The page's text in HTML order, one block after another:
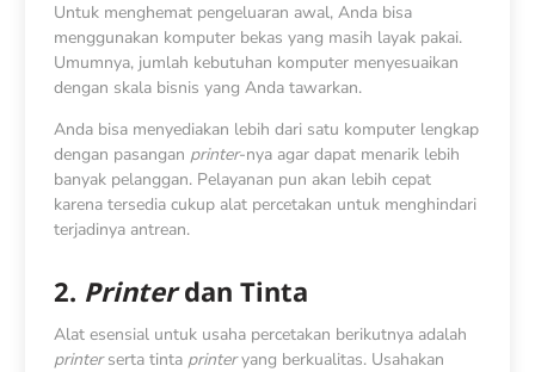
Untuk menghemat pengeluaran awal, Anda bisa
menggunakan komputer bekas yang masih layak pakai.
Umumnya, jumlah kebutuhan komputer menyesuaikan
dengan skala bisnis yang Anda tawarkan.
Anda bisa menyediakan lebih dari satu komputer lengkap
dengan pasangan printer-nya agar dapat menarik lebih
banyak pelanggan. Pelayanan pun akan lebih cepat
karena tersedia cukup alat percetakan untuk menghindari
terjadinya antrean.
2. Printerdan Tinta
Alat esensial untuk usaha percetakan berikutnya adalah
printerserta tinta printeryang berkualitas. Usahakan